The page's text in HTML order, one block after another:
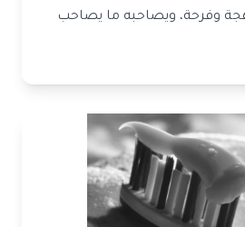
وفرحة، ويصاحبه ما يصاحب